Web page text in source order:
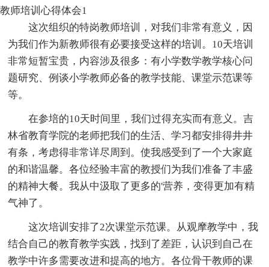
教师培训心得体会1
这次组织的特岗教师培训，对我们非常有意义，因
为我们作为新教师很有必要接受这样的培训。10天培训
非常短暂宝贵，内容涉及很多：有小学数学教学核心问
题研究、例谈小学教师必备的教学技能、课堂示范课等
等。
在参培的10天时间里，我们过得充实而有意义。吉
林省教育学院的老师把我们的生活、学习都安排得井井
有条，考虑得非常详尽周到。使我感受到了一个大家庭
的和谐温馨。各位经验丰富的教授们为我们准备了丰盛
的精神大餐。我从中汲取了更多的'营养，变得更加有精
气神了。
这次培训安排了2次课堂示范课。从观摩教学中，我
结合自己的教育教学实践，找到了差距，认识到自己在
教学中许多需要改进和提高的地方。各位骨干教师的课